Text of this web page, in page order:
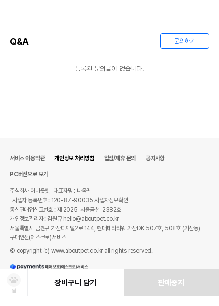
Q&A 문의하기
등록된 문의글이 없습니다.
찜
장바구니 담기 판매중지
서비스 이용약관 개인정보 처리방침 입점/제휴 문의 공지사항
PC버전으로 보기
주식회사 어바웃펫
대표자명 : 나옥귀
사업자 등록번호 : 120-87-90035사업자정보확인
통신판매업신고번호 : 제 2025-서울금천-2382호
개인정보관리자 : 김원규 hello@aboutpet.co.kr
서울특별시 금천구 가산디지털2로 144, 현대테라타워 가산DK 507호, 508호 (가산동)
구매안전(에스크로)서비스
© copyright (c) www.aboutpet.co.kr all rights reserved.